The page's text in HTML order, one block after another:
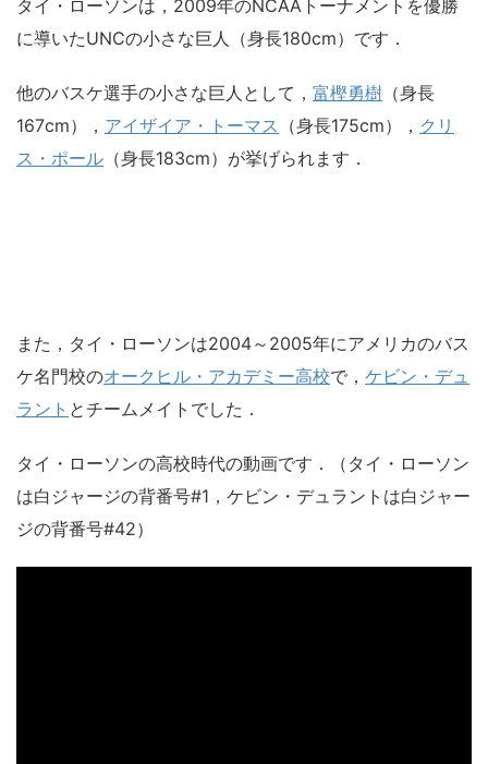
タイ・ローソンは，2009年のNCAAトーナメントを優勝
に導いたUNCの小さな巨人（身長180cm）です．
他のバスケ選手の小さな巨人として， 富樫勇樹 （身長
167cm）， アイザイア・トーマス （身長175cm）， クリ
ス・ポール （身長183cm）が挙げられます．
また，タイ・ローソンは2004～2005年にアメリカのバス
ケ名門校のオークヒル・アカデミー高校で， ケビン・デュ
ラント とチームメイトでした．
タイ・ローソンの高校時代の動画です．（タイ・ローソン
は白ジャージの背番号#1，ケビン・デュラントは白ジャー
ジの背番号#42）